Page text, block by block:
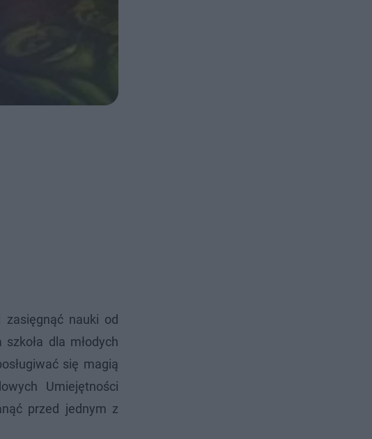
nauki od
dla młodych
się magią
Umiejętności
przed jednym z